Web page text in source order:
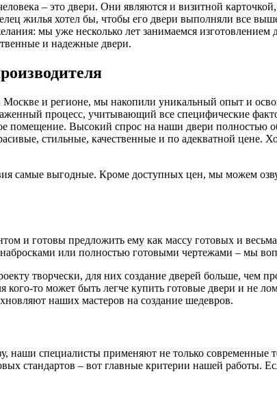
– это двери. Они являются и визитной
жилья хотел бы, чтобы его двери выполняли все
мы уже несколько лет занимаемся
и надежные двери.
Москве и регионе, мы накопили уникальный опыт и
процесс, учитывающий все специфические
помещение. Высокий спрос на наши двери полностью
стильные, качественные и по адекватной
самые выгодные. Кроме доступных цен, мы можем
и готовы предложить ему как массу готовых и
или полностью готовыми чертежами – мы
творчески, для них создание дверей больше, чем
кого-то может быть легче купить готовые двери и не
наших мастеров на создание шедевров.
наши специалисты применяют не только
стандартов – вот главные критерии нашей работы.